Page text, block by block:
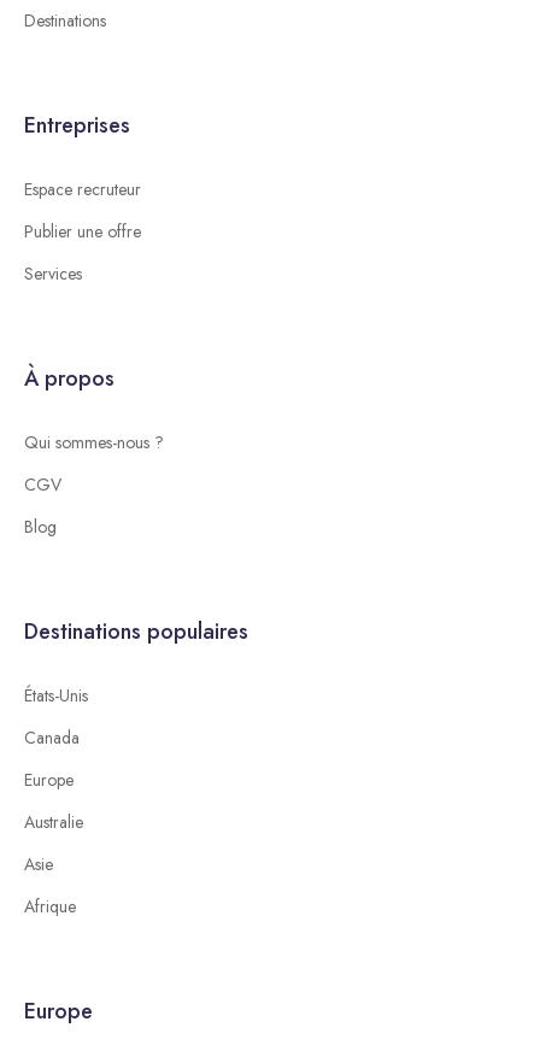
Destinations
Entreprises
Espace recruteur
Publier une offre
Services
À propos
Qui sommes-nous ?
CGV
Blog
Destinations populaires
États-Unis
Canada
Europe
Australie
Asie
Afrique
Europe